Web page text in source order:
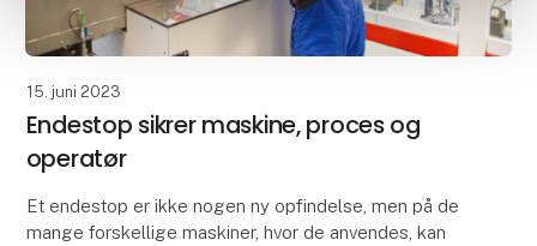
15. juni 2023
Endestop sikrer maskine, proces og
operatør
Et endestop er ikke nogen ny opfindelse, men på de
mange forskellige maskiner, hvor de anvendes, kan